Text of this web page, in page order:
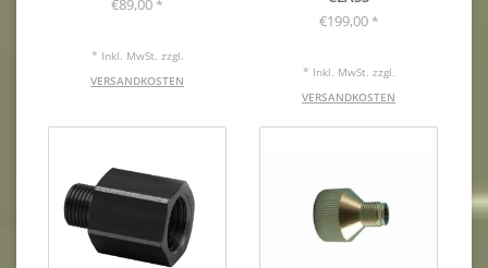
*
* Inkl. MwSt. zzgl.
VERSANDKOSTEN
€199,00 *
* Inkl. MwSt. zzgl.
VERSANDKOSTEN